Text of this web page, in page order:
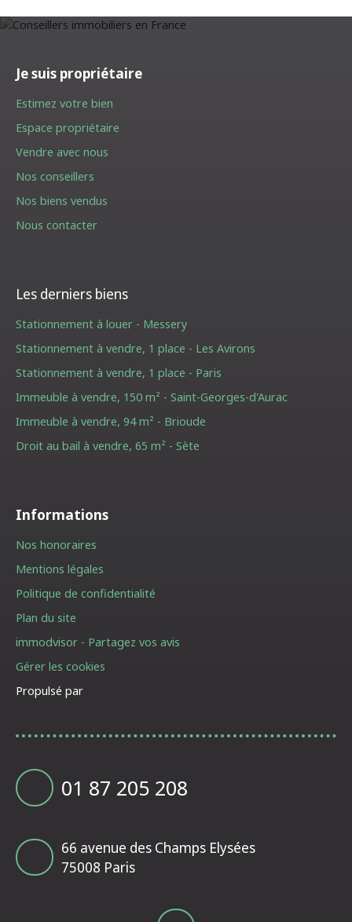
Je suis propriétaire
Estimez votre bien
Espace propriétaire
Vendre avec nous
Nos conseillers
Nos biens vendus
Nous contacter
Les derniers biens
Stationnement à louer - Messery
Stationnement à vendre, 1 place - Les Avirons
Stationnement à vendre, 1 place - Paris
Immeuble à vendre, 150 m² - Saint-Georges-d'Aurac
Immeuble à vendre, 94 m² - Brioude
Droit au bail à vendre, 65 m² - Sète
Informations
Nos honoraires
Mentions légales
Politique de confidentialité
Plan du site
immodvisor - Partagez vos avis
Gérer les cookies
Propulsé par
01 87 205 208
66 avenue des Champs Elysées
75008 Paris